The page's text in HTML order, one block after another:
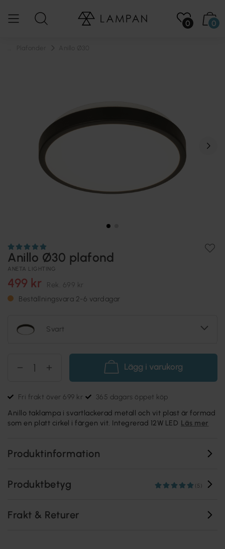
0 0
Anillo Ø30 plafond
ANETA LIGHTING
499 kr Rek. 699 kr
Beställningsvara 2-6 vardagar
Svart
Lägg i varukorg
Fri frakt över 699 kr 365 dagars öppet köp
Anillo taklampa i svartlackerad metall och vit plast är formad
som en platt cirkel i färgen vit. Integrerad 12W LED Läs mer
Produktinformation
Produktbetyg (5)
Frakt & Returer